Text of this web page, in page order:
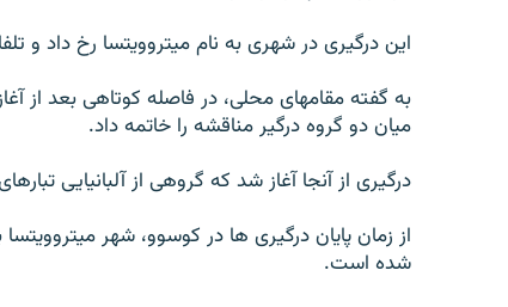
فرکانس‌ها
گزارش‌های تصویری
گزارش‌های ویدئویی
اين درگيری در شهری به نام ميتروويتسا رخ داد و
به گفته مقامهای محلی، در فاصله کوتاهی بعد از
ميان دو گروه درگير مناقشه را خاتمه داد.
درگيری از آنجا آغاز شد که گروهی از آلبانيايی
از زمان پايان درگيری ها در کوسوو، شهر
شده است.